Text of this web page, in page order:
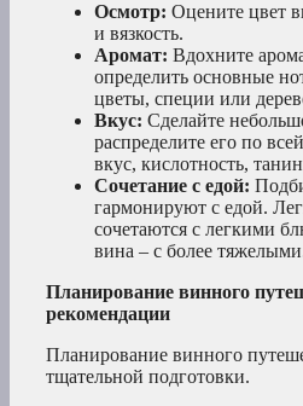
Осмотр: Оцените цвет
и вязкость.
Аромат: Вдохните
определить основные
цветы, специи или
Вкус: Сделайте
распределите его по
вкус, кислотность,
Сочетание с едой:
гармонируют с едой.
сочетаются с легкими
вина – с более
Планирование винного
рекомендации
Планирование винного
тщательной подготовки.